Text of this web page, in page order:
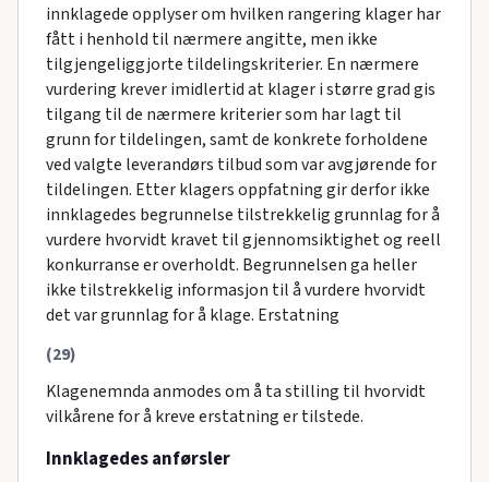
innklagede opplyser om hvilken rangering klager har
fått i henhold til nærmere angitte, men ikke
tilgjengeliggjorte tildelingskriterier. En nærmere
vurdering krever imidlertid at klager i større grad gis
tilgang til de nærmere kriterier som har lagt til
grunn for tildelingen, samt de konkrete forholdene
ved valgte leverandørs tilbud som var avgjørende for
tildelingen. Etter klagers oppfatning gir derfor ikke
innklagedes begrunnelse tilstrekkelig grunnlag for å
vurdere hvorvidt kravet til gjennomsiktighet og reell
konkurranse er overholdt. Begrunnelsen ga heller
ikke tilstrekkelig informasjon til å vurdere hvorvidt
det var grunnlag for å klage. Erstatning
(29)
Klagenemnda anmodes om å ta stilling til hvorvidt
vilkårene for å kreve erstatning er tilstede.
Innklagedes anførsler